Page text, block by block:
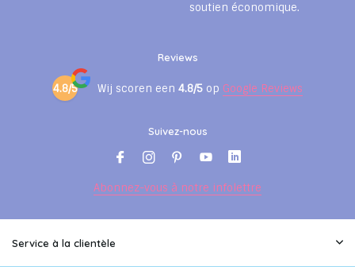
soutien économique.
Reviews
4.8/5 Wij scoren een 4.8/5 op Google Reviews
Suivez-nous
Abonnez-vous à notre infolettre
Service à la clientèle